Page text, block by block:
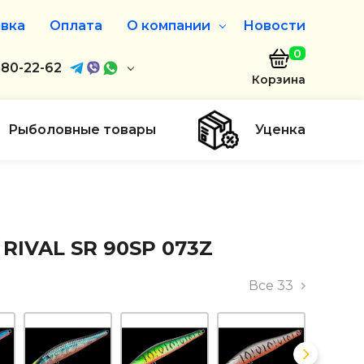
Оплата О компании
О нас
Дисконтная программа
Новости
22-62
Заказать звонок
0
Корзина
Рыболовные товары Уценка
SR 90SP 073Z
Все 33